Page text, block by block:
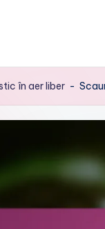
în aer liber -